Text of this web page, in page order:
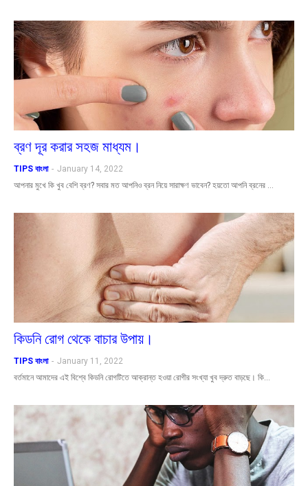
ব্রণ দূর করার সহজ মাধ্যম।
TIPS বাংলা - January 14, 2022
আপনার মুখে কি খুব বেশি ব্রণ? সবার মত আপনিও ব্রন নিয়ে সারাক্ষণ ভাবেন? হয়তো আপনি ব্রনের …
কিডনি রোগ থেকে বাচার উপায়।
TIPS বাংলা - January 11, 2022
বর্তমানে আমাদের এই বিশ্বে কিডনি রোগটিতে আক্রান্ত হওয়া রোগীর সংখ্যা খুব দ্রুত বাড়ছে। কি…